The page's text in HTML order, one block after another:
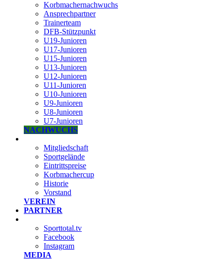
Korbmachernachwuchs
Ansprechpartner
Trainerteam
DFB-Stützpunkt
U19-Junioren
U17-Junioren
U15-Junioren
U13-Junioren
U12-Junioren
U11-Junioren
U10-Junioren
U9-Junioren
U8-Junioren
U7-Junioren
NACHWUCHS
Mitgliedschaft
Sportgelände
Eintrittspreise
Korbmachercup
Historie
Vorstand
VEREIN
PARTNER
Sporttotal.tv
Facebook
Instagram
MEDIA